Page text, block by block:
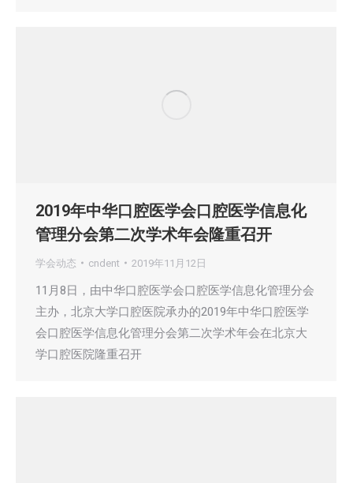
2019年中华口腔医学会口腔医学信息化
管理分会第二次学术年会隆重召开
学会动态 cndent 2019年11月12日
11月8日，由中华口腔医学会口腔医学信息化管理分会
主办，北京大学口腔医院承办的2019年中华口腔医学
会口腔医学信息化管理分会第二次学术年会在北京大
学口腔医院隆重召开